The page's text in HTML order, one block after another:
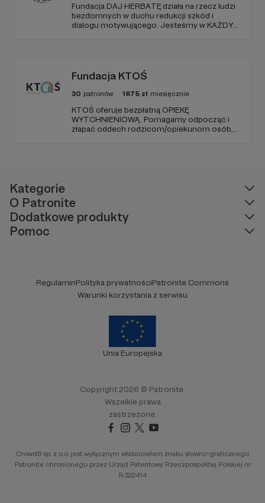
Fundacja DAJ HERBATĘ działa na rzecz ludzi
bezdomnych w duchu redukcji szkód i
dialogu motywującego. Jesteśmy w KAŻDY
Fundacja KTOŚ
30 patronów 1675 zł miesięcznie
KTOŚ oferuje bezpłatną OPIEKĘ
WYTCHNIENIOWĄ. Pomagamy odpocząć i
złapać oddech rodzicom/opiekunom osób,
Kategorie
O Patronite
Dodatkowe produkty
Pomoc
RegulaminPolityka prywatnościPatronite Commons
Warunki korzystania z serwisu
Unia Europejska
Copyright 2026 © Patronite.
Wszelkie prawa
zastrzeżone.
Crowd8 sp. z o.o. jest wyłącznym właścicielem znaku słowno-graficznego
Patronite chronionego przez Urząd Patentowy Rzeczpospolitej Polskiej nr
R.322414